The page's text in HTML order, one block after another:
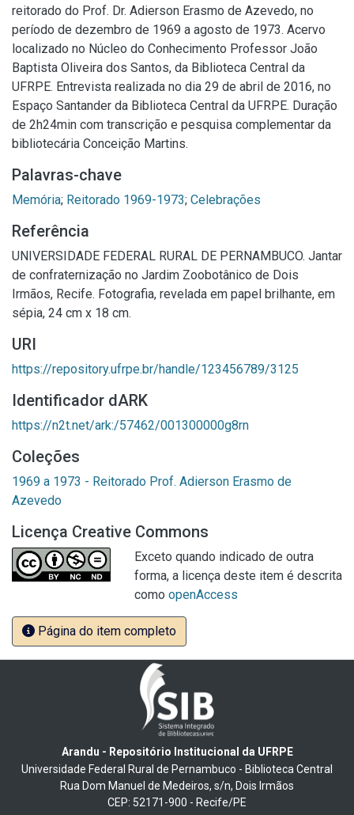
reitorado do Prof. Dr. Adierson Erasmo de Azevedo, no
período de dezembro de 1969 a agosto de 1973. Acervo
localizado no Núcleo do Conhecimento Professor João
Baptista Oliveira dos Santos, da Biblioteca Central da
UFRPE. Entrevista realizada no dia 29 de abril de 2016, no
Espaço Santander da Biblioteca Central da UFRPE. Duração
de 2h24min com transcrição e pesquisa complementar da
bibliotecária Conceição Martins.
Palavras-chave
Memória; Reitorado 1969-1973; Celebrações
Referência
UNIVERSIDADE FEDERAL RURAL DE PERNAMBUCO. Jantar
de confraternização no Jardim Zoobotânico de Dois
Irmãos, Recife. Fotografia, revelada em papel brilhante, em
sépia, 24 cm x 18 cm.
URI
https://repository.ufrpe.br/handle/123456789/3125
Identificador dARK
https://n2t.net/ark:/57462/001300000g8rn
Coleções
1969 a 1973 - Reitorado Prof. Adierson Erasmo de
Azevedo
Licença Creative Commons
Exceto quando indicado de outra
forma, a licença deste item é descrita
como openAccess
Página do item completo
Arandu - Repositório Institucional da UFRPE
Universidade Federal Rural de Pernambuco - Biblioteca Central
Rua Dom Manuel de Medeiros, s/n, Dois Irmãos
CEP: 52171-900 - Recife/PE